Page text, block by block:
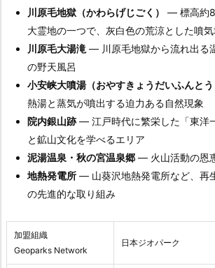
川原毛地獄（かわらげじごく）
— 標高約
大霊地の一つで、灰白色の荒涼とした噴
川原毛大湯滝 — 川原毛地獄から流れ出る
の野天風呂
小安峡大噴湯（おやすきょうだいふんとう
熱湯と蒸気が噴出する迫力ある自然現象
院内銀山跡— 江戸時代に繁栄した「東洋
と鉱山文化を学べるエリア
泥湯温泉・秋の宮温泉郷 — 火山活動の恩
地熱発電所 — 山葵沢地熱発電所など、再
の先進的な取り組み
加盟組織
Geoparks Network
日本ジオパーク